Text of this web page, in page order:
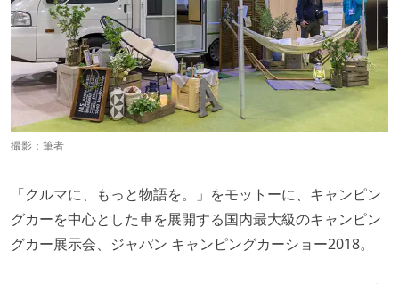
撮影：筆者
「クルマに、もっと物語を。」をモットーに、キャンピン
グカーを中心とした車を展開する国内最大級のキャンピン
グカー展示会、ジャパン キャンピングカーショー2018。